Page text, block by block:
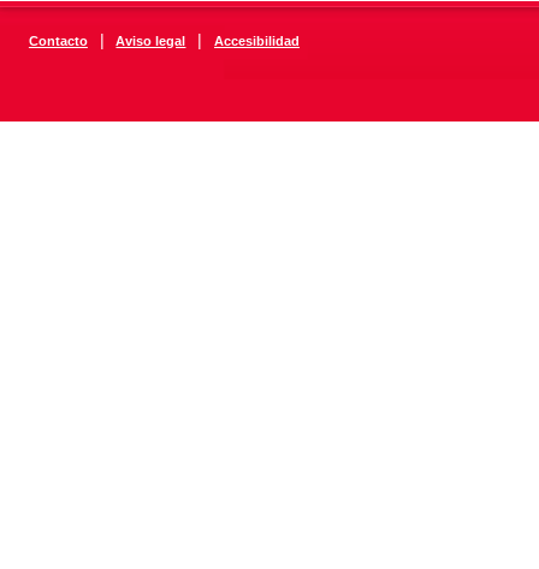
Contacto | Aviso legal | Accesibilidad